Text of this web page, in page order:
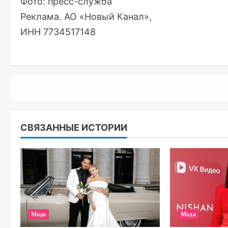
Реклама. АО «Новый Канал»,
ИНН 7734517148
СВЯЗАННЫЕ ИСТОРИИ
Мода Мода